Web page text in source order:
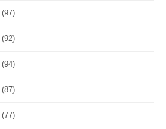
(97)
(92)
(94)
(87)
(77)